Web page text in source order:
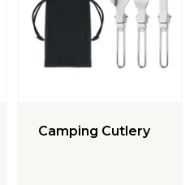
Camping Cutlery